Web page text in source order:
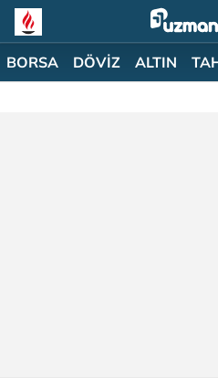
BORSA DÖVİZ ALTIN